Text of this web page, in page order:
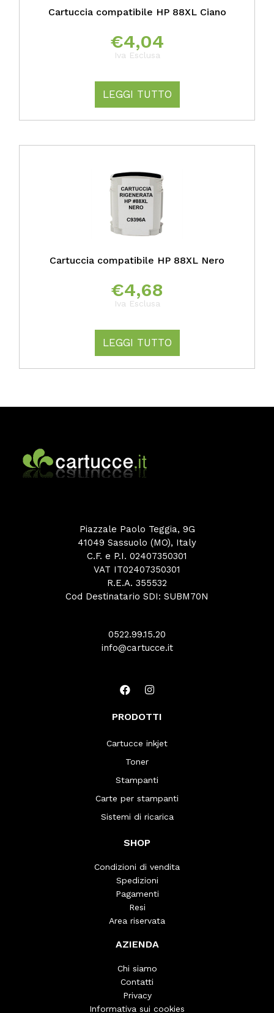
Cartuccia compatibile HP 88XL Ciano
€4,04
Iva Esclusa
LEGGI TUTTO
Cartuccia compatibile HP 88XL Nero
€4,68
Iva Esclusa
LEGGI TUTTO
Piazzale Paolo Teggia, 9G
41049 Sassuolo (MO), Italy
C.F. e P.I. 02407350301
VAT IT02407350301
R.E.A. 355532
Cod Destinatario SDI: SUBM70N
0522.99.15.20
info@cartucce.it
PRODOTTI
Cartucce inkjet
Toner
Stampanti
Carte per stampanti
Sistemi di ricarica
SHOP
Condizioni di vendita
Spedizioni
Pagamenti
Resi
Area riservata
AZIENDA
Chi siamo
Contatti
Privacy
Informativa sui cookies